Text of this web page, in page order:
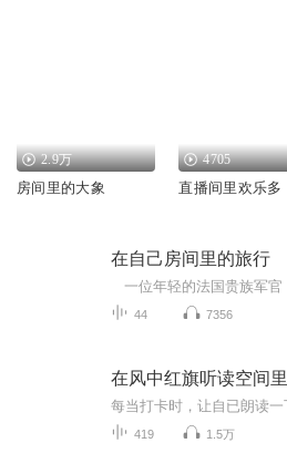
2.9万
房间里的大象
4705
直播间里欢乐多
在自己房间里的旅行
44 7356
在风中红旗听读空间里
419 1.5万